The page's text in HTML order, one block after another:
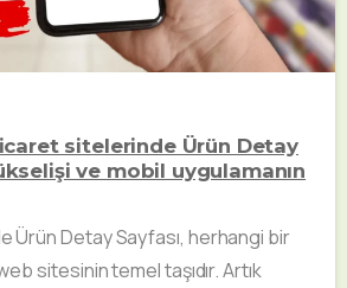
sitelerinde Ürün Detay
ve mobil uygulamanın
Ürün Detay Sayfası, herhangi bir
sitesinin temel taşıdır. Artık